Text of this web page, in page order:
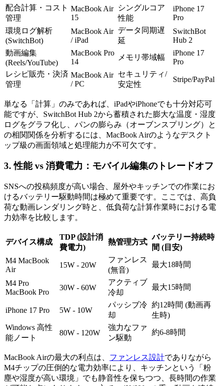
配合計算・コスト
管理
MacBook Air
15
シングルコア
性能
iPhone 17
Pro
環境ログ解析
(SwitchBot)
MacBook Air
/ iPad
データ同期遅
延
SwitchBot
Hub 2
動画編集
(Reels/YouTube)
MacBook Pro
14
メモリ帯域幅
iPhone 17
Pro
レシピ販売・決済
管理
MacBook Air
/ PC
セキュリティ/
安定性
Stripe/PayPal
単なる「計算」のみであれば、iPadやiPhoneでも十分対応可
能ですが、SwitchBot Hub 2から蓄積された膨大な温度・湿度
ログをグラフ化し、パンの膨らみ（オーブンスプリング）と
の相関関係を分析するには、MacBook Airのようなデスクト
ップ級の画面領域と処理能力が不可欠です。
3. 性能 vs 消費電力：モバイル編集のトレードオフ
SNSへの投稿頻度が高い場合、屋外やキッチンでの作業にお
けるバッテリー駆動時間は極めて重要です。ここでは、高負
荷な動画レンダリング時と、低負荷な計算作業時における電
力効率を比較します。
デバイス構成
TDP (設計消
費電力)
熱管理方式
バッテリー持続時
間 (目安)
M4 MacBook
Air
15W - 20W
ファンレス
(無音)
最大18時間
M4 Pro
MacBook Pro
30W - 60W
アクティブ
冷却
最大15時間
iPhone 17 Pro 5W - 10W
パッシブ冷
却
約12時間 (動画再
生時)
Windows 高性
能ノート
80W - 120W
強力なファ
ン駆動
約6-8時間
MacBook Airの最大の利点は、 ファンレス設計でありながら
M4チップの圧倒的な電力効率により、キッチンという「粉
塵や湿度が高い環境」でも静音性を保ちつつ、長時間の作業